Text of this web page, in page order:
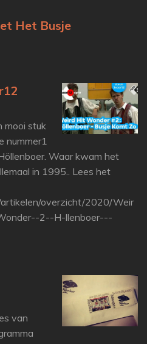
Het Busje
mooi stuk
nummer1
Waar kwam het
in 1995.. Lees het
overzicht/2020/Weir
2--H-llenboer---
van